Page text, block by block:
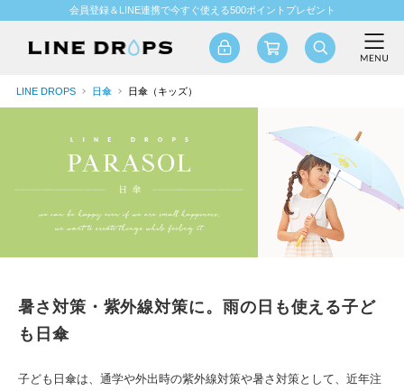
会員登録＆LINE連携で今すぐ使える500ポイントプレゼント
LINE DROPS 日傘 日傘（キッズ）
暑さ対策・紫外線対策に。雨の日も使える子ど
も日傘
子ども日傘は、通学や外出時の紫外線対策や暑さ対策として、近年注